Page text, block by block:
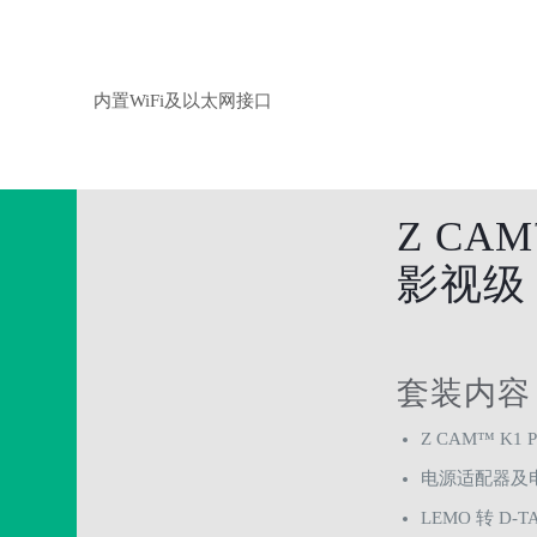
内置WiFi及以太网接口
Z
影视级
套装内
Z CAM™ K1
电源适配器及
LEMO 转 D-